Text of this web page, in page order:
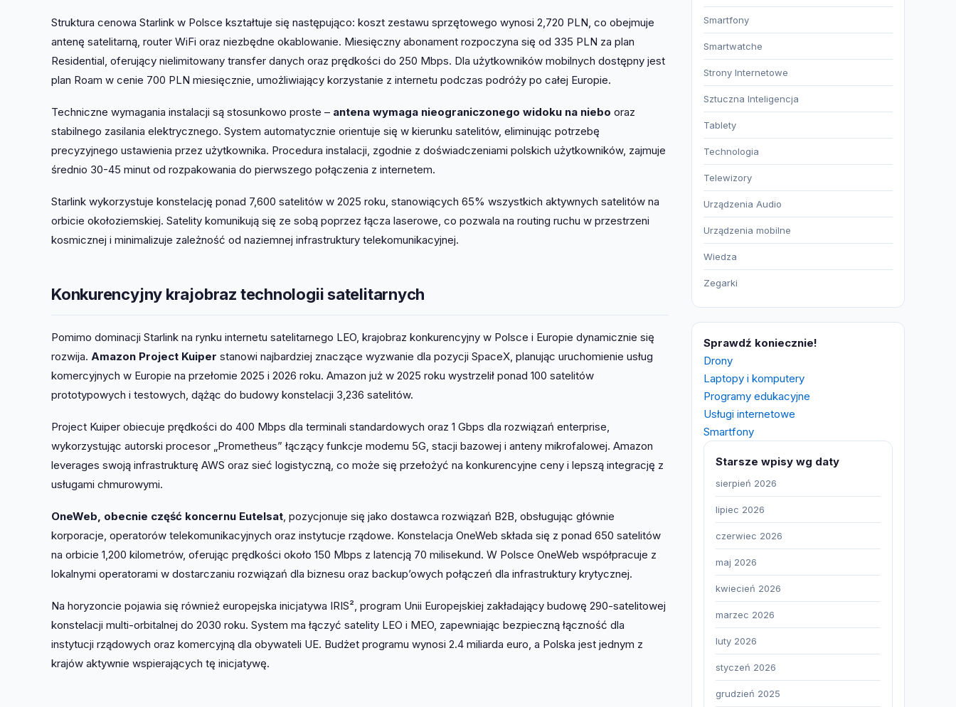
Struktura cenowa Starlink w Polsce kształtuje się następująco: koszt zestawu sprzętowego wynosi 2,720 PLN, co obejmuje
antenę satelitarną, router WiFi oraz niezbędne okablowanie. Miesięczny abonament rozpoczyna się od 335 PLN za plan
Residential, oferujący nielimitowany transfer danych oraz prędkości do 250 Mbps. Dla użytkowników mobilnych dostępny jest
plan Roam w cenie 700 PLN miesięcznie, umożliwiający korzystanie z internetu podczas podróży po całej Europie.
Techniczne wymagania instalacji są stosunkowo proste – antena wymaga nieograniczonego widoku na niebo oraz
stabilnego zasilania elektrycznego. System automatycznie orientuje się w kierunku satelitów, eliminując potrzebę
precyzyjnego ustawienia przez użytkownika. Procedura instalacji, zgodnie z doświadczeniami polskich użytkowników, zajmuje
średnio 30-45 minut od rozpakowania do pierwszego połączenia z internetem.
Starlink wykorzystuje konstelację ponad 7,600 satelitów w 2025 roku, stanowiących 65% wszystkich aktywnych satelitów na
orbicie okołoziemskiej. Satelity komunikują się ze sobą poprzez łącza laserowe, co pozwala na routing ruchu w przestrzeni
kosmicznej i minimalizuje zależność od naziemnej infrastruktury telekomunikacyjnej.
Konkurencyjny krajobraz technologii satelitarnych
Pomimo dominacji Starlink na rynku internetu satelitarnego LEO, krajobraz konkurencyjny w Polsce i Europie dynamicznie się
rozwija. Amazon Project Kuiper stanowi najbardziej znaczące wyzwanie dla pozycji SpaceX, planując uruchomienie usług
komercyjnych w Europie na przełomie 2025 i 2026 roku. Amazon już w 2025 roku wystrzelił ponad 100 satelitów
prototypowych i testowych, dążąc do budowy konstelacji 3,236 satelitów.
Project Kuiper obiecuje prędkości do 400 Mbps dla terminali standardowych oraz 1 Gbps dla rozwiązań enterprise,
wykorzystując autorski procesor „Prometheus” łączący funkcje modemu 5G, stacji bazowej i anteny mikrofalowej. Amazon
leverages swoją infrastrukturę AWS oraz sieć logistyczną, co może się przełożyć na konkurencyjne ceny i lepszą integrację z
usługami chmurowymi.
OneWeb, obecnie część koncernu Eutelsat , pozycjonuje się jako dostawca rozwiązań B2B, obsługując głównie
korporacje, operatorów telekomunikacyjnych oraz instytucje rządowe. Konstelacja OneWeb składa się z ponad 650 satelitów
na orbicie 1,200 kilometrów, oferując prędkości około 150 Mbps z latencją 70 milisekund. W Polsce OneWeb współpracuje z
lokalnymi operatorami w dostarczaniu rozwiązań dla biznesu oraz backup’owych połączeń dla infrastruktury krytycznej.
Na horyzoncie pojawia się również europejska inicjatywa IRIS², program Unii Europejskiej zakładający budowę 290-satelitowej
konstelacji multi-orbitalnej do 2030 roku. System ma łączyć satelity LEO i MEO, zapewniając bezpieczną łączność dla
instytucji rządowych oraz komercyjną dla obywateli UE. Budżet programu wynosi 2.4 miliarda euro, a Polska jest jednym z
krajów aktywnie wspierających tę inicjatywę.
Smartfony
Smartwatche
Strony Internetowe
Sztuczna Inteligencja
Tablety
Technologia
Telewizory
Urządzenia Audio
Urządzenia mobilne
Wiedza
Zegarki
Sprawdź koniecznie!
Drony
Laptopy i komputery
Programy edukacyjne
Usługi internetowe
Smartfony
Starsze wpisy wg daty
sierpień 2026
lipiec 2026
czerwiec 2026
maj 2026
kwiecień 2026
marzec 2026
luty 2026
styczeń 2026
grudzień 2025